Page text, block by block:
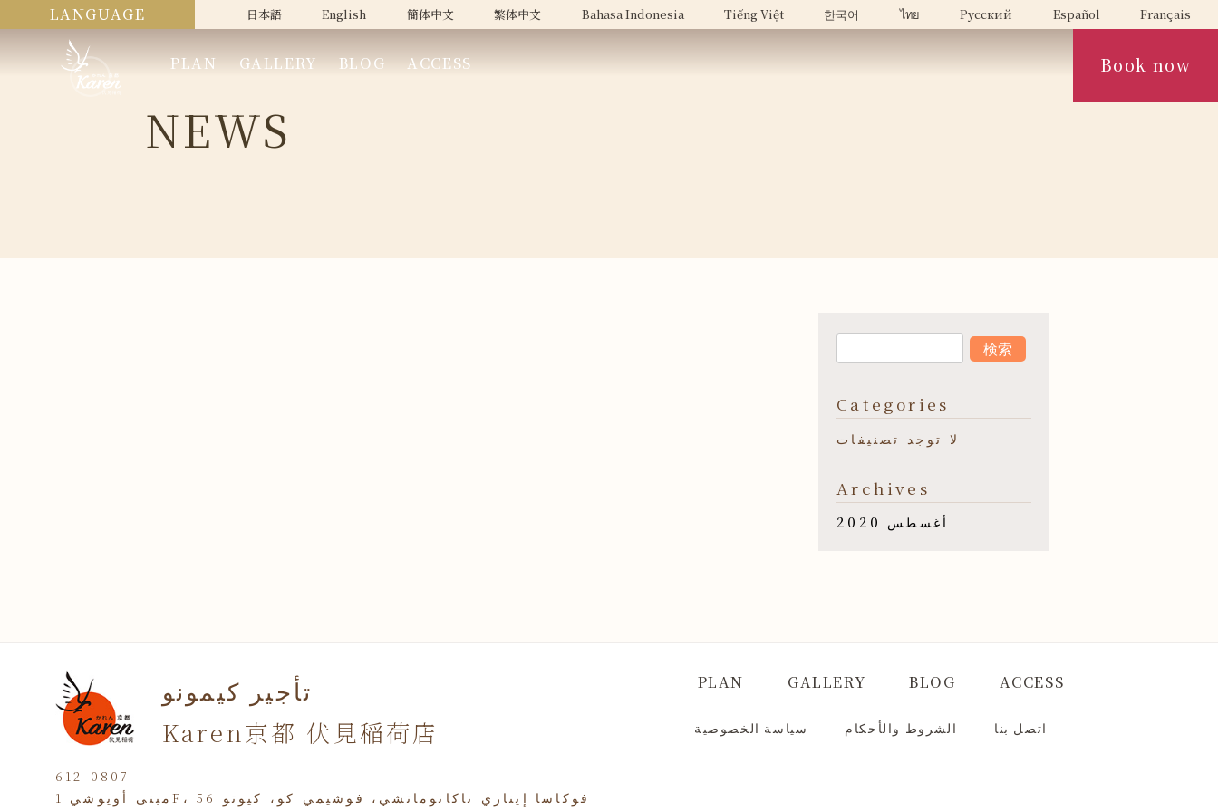
PLAN GALLERY BLOG ACCESS Book now
LANGUAGE 日本語 English 簡体中文 繁体中文 Bahasa Indonesia Tiếng Việt 한국어 ไทย Русский Español Français
NEWS
Categories
لا توجد تصنيفات
Archives
أغسطس 2020
تأجير كيمونو
Karen京都 伏見稲荷店
612-0807
مبنى أويوشي 1F، 56 فوكاسا إيناري ناكانوماتشي، فوشيمي كو، كيوتو
PLAN GALLERY BLOG ACCESS
سياسة الخصوصية الشروط والأحكام اتصل بنا